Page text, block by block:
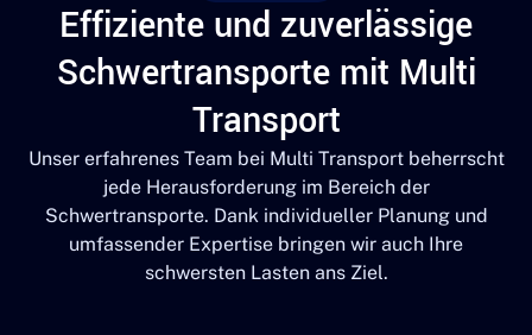
Effiziente und zuverlässige
Schwertransporte mit Multi
Transport
Unser erfahrenes Team bei Multi Transport beherrscht
jede Herausforderung im Bereich der
Schwertransporte. Dank individueller Planung und
umfassender Expertise bringen wir auch Ihre
schwersten Lasten ans Ziel.